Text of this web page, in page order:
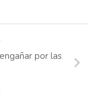
por las